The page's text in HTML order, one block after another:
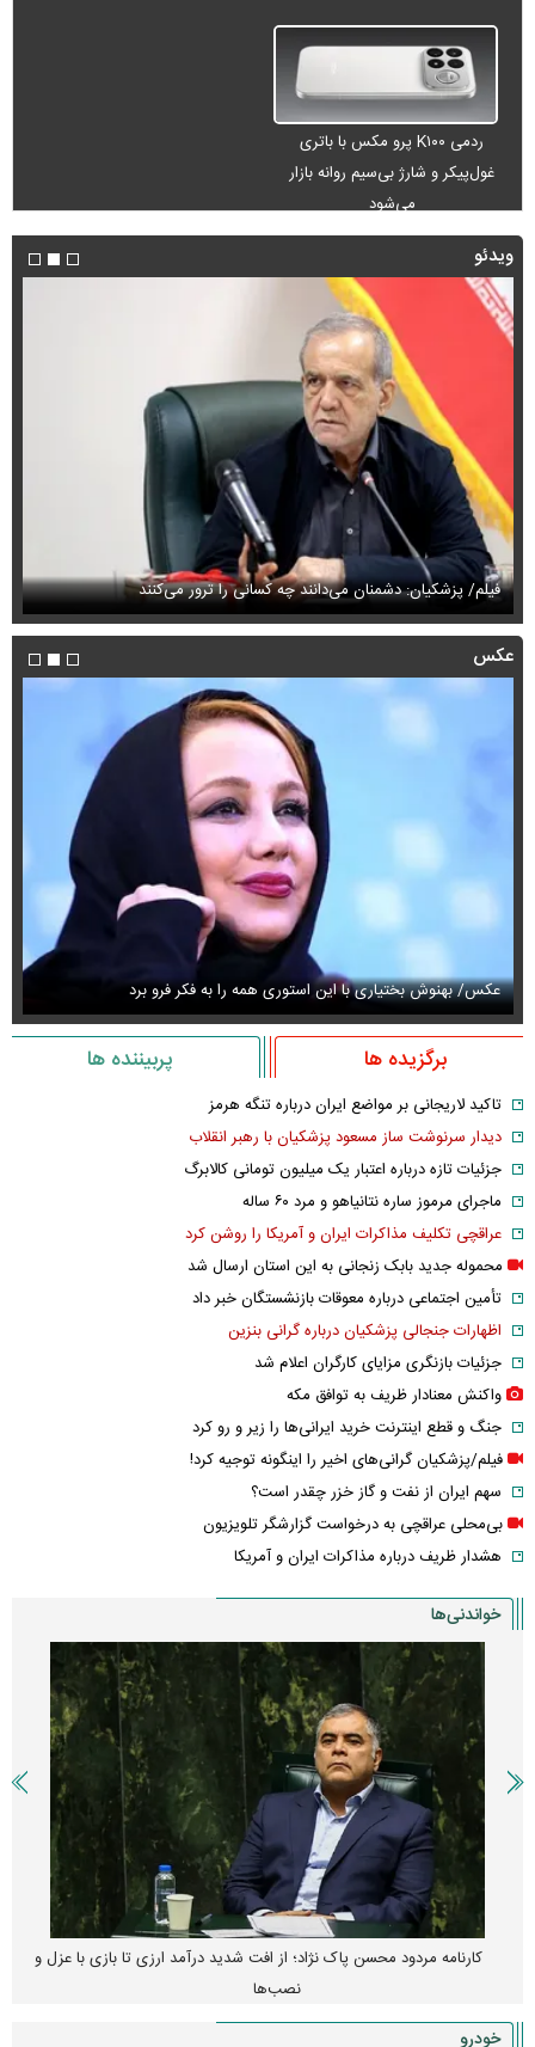
ردمی K۱۰۰ پرو مکس با باتری
غول‌پیکر و شارژ بی‌سیم روانه بازار
می‌شود
ویدئو
فیلم/ پزشکیان: دشمنان می‌دانند چه کسانی را ترور می‌کنند
عکس
عکس/ بهنوش بختیاری با این استوری همه را به فکر فرو برد
برگزیده ها پربیننده ها
تاکید لاریجانی بر مواضع ایران درباره تنگه هرمز
دیدار سرنوشت ساز مسعود پزشکیان با رهبر انقلاب
جزئیات تازه درباره اعتبار یک میلیون تومانی کالابرگ
ماجرای مرموز ساره نتانیاهو و مرد ۶۰ ساله
عراقچی تکلیف مذاکرات ایران و آمریکا را روشن کرد
محموله جدید بابک زنجانی به این استان ارسال شد
تأمین اجتماعی درباره معوقات بازنشستگان خبر داد
اظهارات جنجالی پزشکیان درباره گرانی بنزین
جزئیات بازنگری مزایای کارگران اعلام شد
واکنش معنادار ظریف به توافق مکه
جنگ و قطع اینترنت خرید ایرانی‌ها را زیر و رو کرد
فیلم/پزشکیان گرانی‌های اخیر را اینگونه توجیه کرد!
سهم ایران از نفت و گاز خزر چقدر است؟
بی‌محلی عراقچی به درخواست گزارشگر تلویزیون
هشدار ظریف درباره مذاکرات ایران و آمریکا
خواندنی‌ها
کارنامه مردود محسن پاک‌ نژاد؛ از افت شدید درآمد ارزی تا بازی با عزل و
نصب‌ها
خودرو